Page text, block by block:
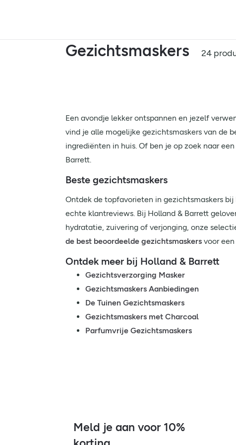
Gezichtsmaskers 24
Een avondje lekker ontspannen en jezelf
vind je alle mogelijke gezichtsmaskers van de
ingrediënten in huis. Of ben je op zoek naar
Barrett.
Beste gezichtsmaskers
Ontdek de topfavorieten in gezichtsmaskers
echte klantreviews. Bij Holland & Barrett
hydratatie, zuivering of verjonging, onze
de best beoordeelde gezichtsmaskers voor
Ontdek meer bij Holland & Barrett
Gezichtsverzorging Masker
Gezichtsmaskers Aanbiedingen
De Tuinen Gezichtsmaskers
Gezichtsmaskers met Charcoal
Parfumvrije Gezichtsmaskers
Meld je aan voor 10%